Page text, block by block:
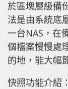
於區塊層級備
法是由系統底
一台NAS，在
個檔案慢慢處
的地，能大幅
快照功能介紹：